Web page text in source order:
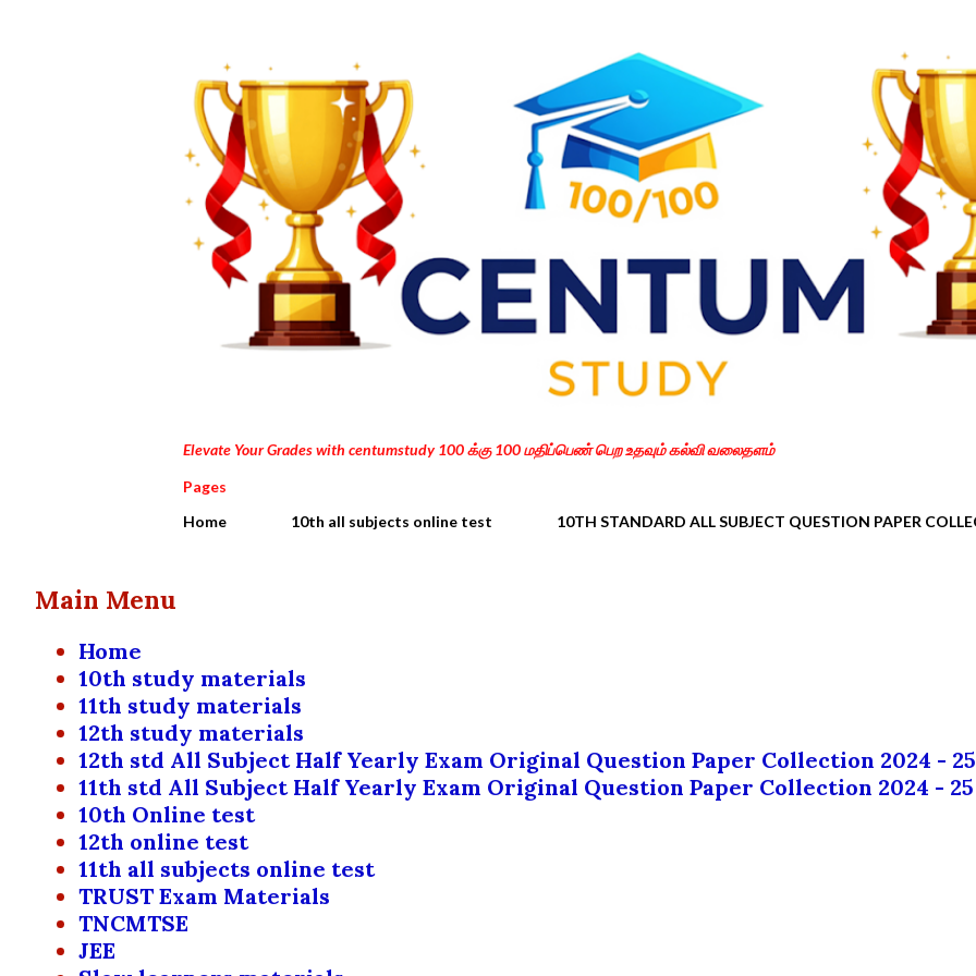
Elevate Your Grades with centumstudy 100 க்கு 100 மதிப்பெண் பெற உதவும் கல்வி வலைதளம்
Pages
Home
10th all subjects online test 10TH STANDARD ALL SUBJECT QUESTION PAPER
Main Menu
Home
10th study materials
11th study materials
12th study materials
12th std All Subject Half Yearly Exam Original Question Paper Collection 2024 - 25
11th std All Subject Half Yearly Exam Original Question Paper Collection 2024 - 25
10th Online test
12th online test
11th all subjects online test
TRUST Exam Materials
TNCMTSE
JEE